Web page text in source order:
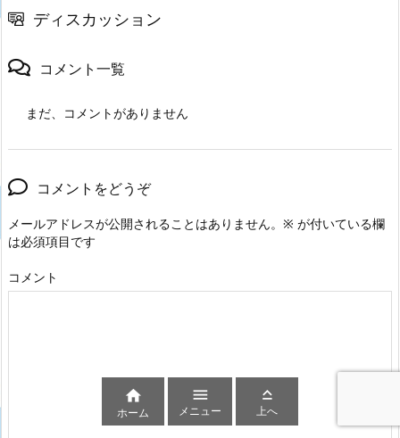
ディスカッション
コメント一覧
まだ、コメントがありません
コメントをどうぞ
メールアドレスが公開されることはありません。 ※ が付いている欄
は必須項目です
コメント

ホーム

メニュー

上へ